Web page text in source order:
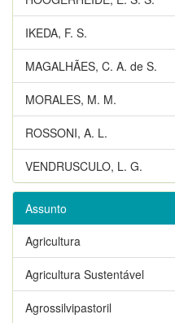
IKEDA, F. S.
MAGALHÃES, C. A. de S.
MORALES, M. M.
ROSSONI, A. L.
VENDRUSCULO, L. G.
Assunto
Agricultura
Agricultura Sustentável
Agrossilvipastoril